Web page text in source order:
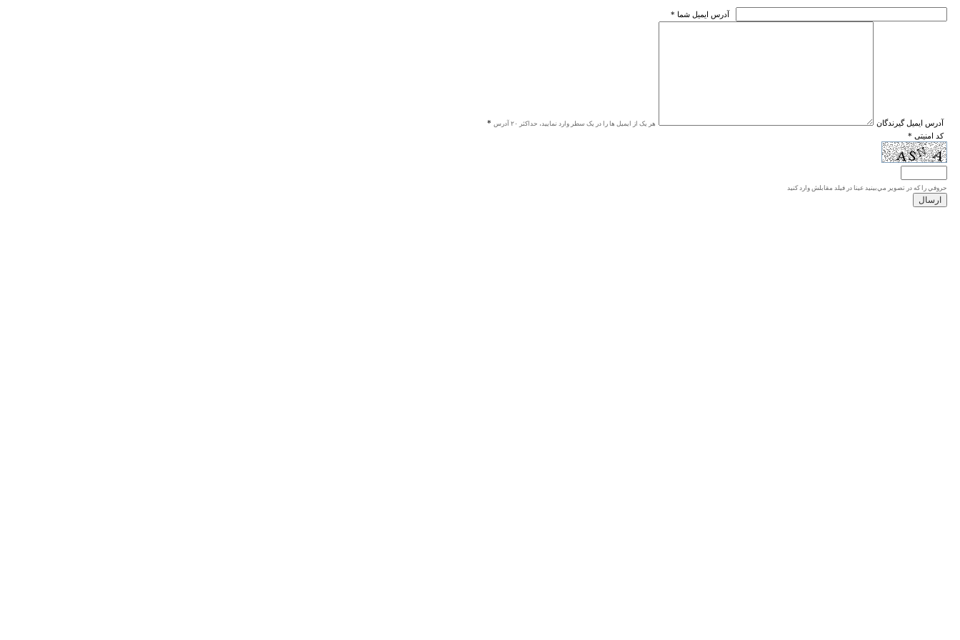
* آدرس ايميل شما
* آدرس ايميل گيرندگان هر یک از ایمیل ها را در یک سطر وارد نمایید، حداکثر ۲۰ آدرس
* کد امنیتی
حروفي را كه در تصوير مي‌بينيد عينا در فيلد مقابلش وارد كنيد